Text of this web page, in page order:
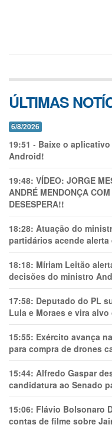
ÚLTIMAS
6/8/2026
19:51 - Baixe o
Android!
19:48: VÍDEO: JORGE
ANDRÉ MENDONÇA
DESESPERA!!
18:28: Atuação do
partidários acende
18:18: Míriam Leitão
decisões do ministro
17:58: Deputado do PL
Lula e Moraes e vira
15:55: Exército avança
para compra de drones
15:44: Alfredo Gaspar
candidatura ao Senado
15:06: Flávio Bolsonaro
contas de filme sobre